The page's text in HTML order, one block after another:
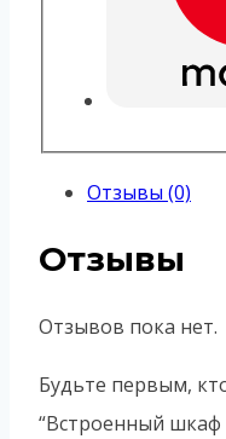
Отзывы (0)
Отзывы
Отзывов пока нет.
Будьте первым,
“Встроенный шкаф